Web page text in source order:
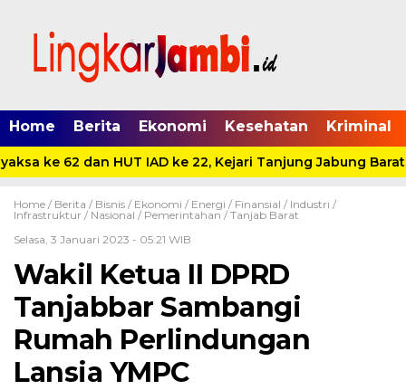
Home Berita Ekonomi Kesehatan Kriminal
ke 62 dan HUT IAD ke 22, Kejari Tanjung Jabung
Home / Berita / Bisnis / Ekonomi / Energi / Finansial / Industri /
Infrastruktur / Nasional / Pemerintahan / Tanjab Barat
Selasa, 3 Januari 2023 - 05:21 WIB
Wakil Ketua II DPRD
Tanjabbar Sambangi
Rumah Perlindungan
Lansia YMPC